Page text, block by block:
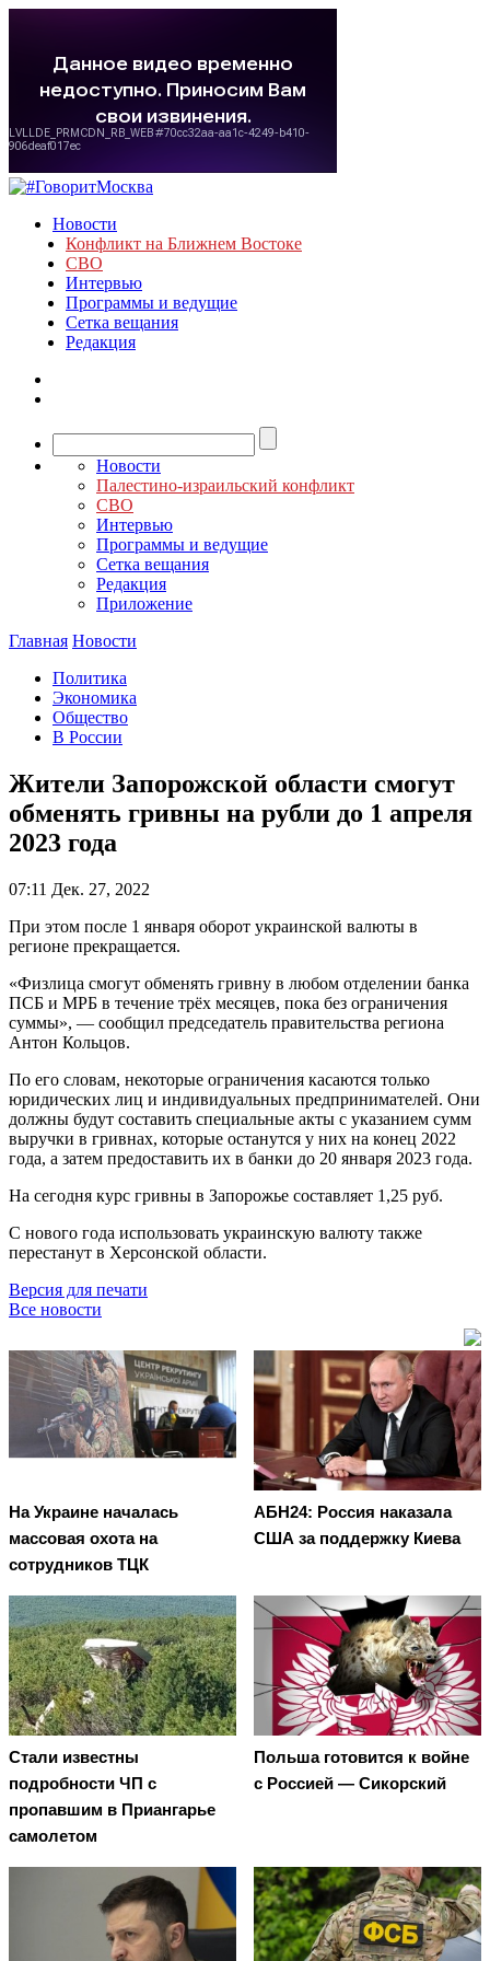
Новости
Конфликт на Ближнем Востоке
СВО
Интервью
Программы и ведущие
Сетка вещания
Редакция
Новости
Палестино-израильский конфликт
СВО
Интервью
Программы и ведущие
Сетка вещания
Редакция
Приложение
Главная Новости
Политика
Экономика
Общество
В России
Жители Запорожской области смогут
обменять гривны на рубли до 1 апреля
2023 года
07:11 Дек. 27, 2022
При этом после 1 января оборот украинской валюты в
регионе прекращается.
«Физлица смогут обменять гривну в любом отделении банка
ПСБ и МРБ в течение трёх месяцев, пока без ограничения
суммы», — сообщил председатель правительства региона
Антон Кольцов.
По его словам, некоторые ограничения касаются только
юридических лиц и индивидуальных предпринимателей. Они
должны будут составить специальные акты с указанием сумм
выручки в гривнах, которые останутся у них на конец 2022
года, а затем предоставить их в банки до 20 января 2023 года.
На сегодня курс гривны в Запорожье составляет 1,25 руб.
С нового года использовать украинскую валюту также
перестанут в Херсонской области.
Версия для печати
Все новости
На Украине началась
массовая охота на
сотрудников ТЦК
АБН24: Россия наказала
США за поддержку Киева
Стали известны
подробности ЧП с
пропавшим в Приангарье
самолетом
Польша готовится к войне
с Россией — Сикорский